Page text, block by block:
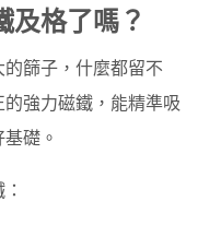
及格了嗎？
篩子，什麼都留不
強力磁鐵，能精準吸
礎。